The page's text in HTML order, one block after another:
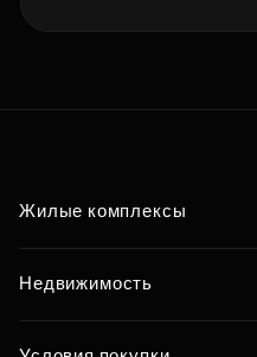
Жилые комплексы
Недвижимость